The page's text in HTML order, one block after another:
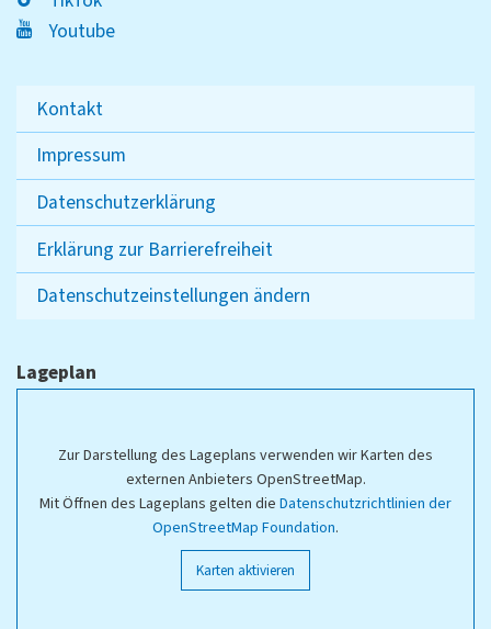
Youtube
Kontakt
Impressum
Datenschutzerklärung
Erklärung zur Barrierefreiheit
Datenschutzeinstellungen ändern
Lageplan
Zur Darstellung des Lageplans verwenden wir Karten des
externen Anbieters OpenStreetMap.
Mit Öffnen des Lageplans gelten die Datenschutzrichtlinien der
OpenStreetMap Foundation.
Karten aktivieren